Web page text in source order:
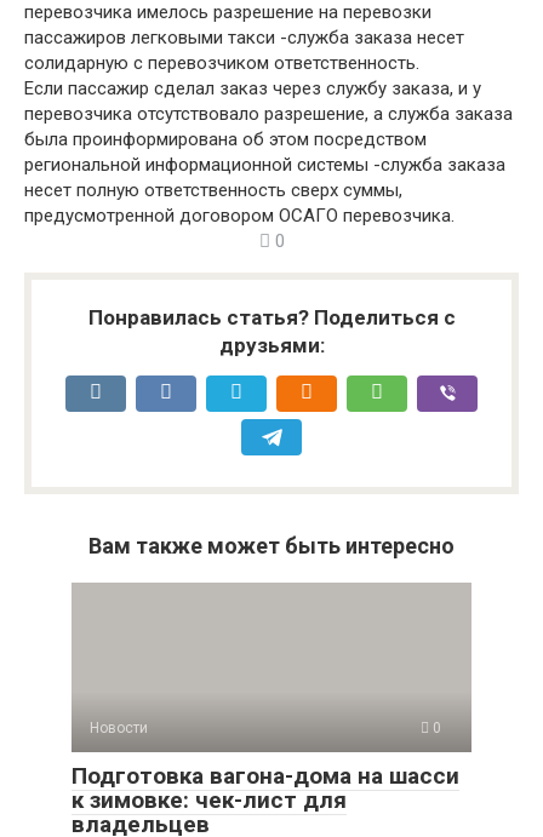
перевозчика имелось разрешение на перевозки
пассажиров легковыми такси -служба заказа несет
солидарную с перевозчиком ответственность.
Если пассажир сделал заказ через службу заказа, и у
перевозчика отсутствовало разрешение, а служба заказа
была проинформирована об этом посредством
региональной информационной системы -служба заказа
несет полную ответственность сверх суммы,
предусмотренной договором ОСАГО перевозчика.
0
Понравилась статья? Поделиться с
друзьями:
Вам также может быть интересно
Новости 0
Подготовка вагона-дома на шасси
к зимовке: чек-лист для
владельцев